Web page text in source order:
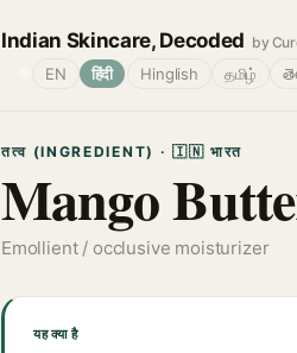
Indian Skincare, Decoded by
EN हिंदी Hinglish தமிழ்
तत्व (INGREDIENT) · 🇮🇳 भारत
Mango
Emollient / occlusive moisturizer
यह क्या है